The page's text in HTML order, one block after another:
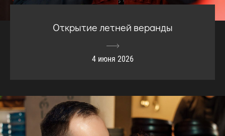
Открытие летней веранды
4 июня 2026